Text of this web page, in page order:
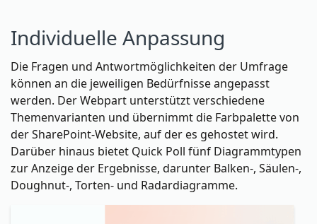
Individuelle Anpassung
Die Fragen und Antwortmöglichkeiten der Umfrage
können an die jeweiligen Bedürfnisse angepasst
werden. Der Webpart unterstützt verschiedene
Themenvarianten und übernimmt die Farbpalette von
der SharePoint-Website, auf der es gehostet wird.
Darüber hinaus bietet Quick Poll fünf Diagrammtypen
zur Anzeige der Ergebnisse, darunter Balken-, Säulen-,
Doughnut-, Torten- und Radardiagramme.